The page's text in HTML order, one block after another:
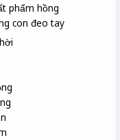
phẩm hồng
con đeo tay